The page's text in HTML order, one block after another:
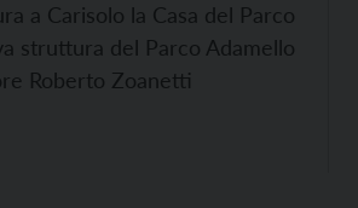
a Carisolo la Casa del Parco
struttura del Parco Adamello
Roberto Zoanetti